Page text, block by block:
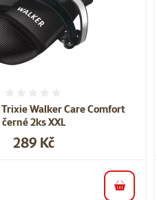
Walker Care Comfort
černé 2ks XXL
Cena
289 Kč
do košíku